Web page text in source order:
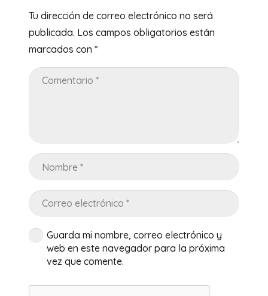
Tu dirección de correo electrónico no será
publicada. Los campos obligatorios están
marcados con *
Guarda mi nombre, correo electrónico y
web en este navegador para la próxima
vez que comente.